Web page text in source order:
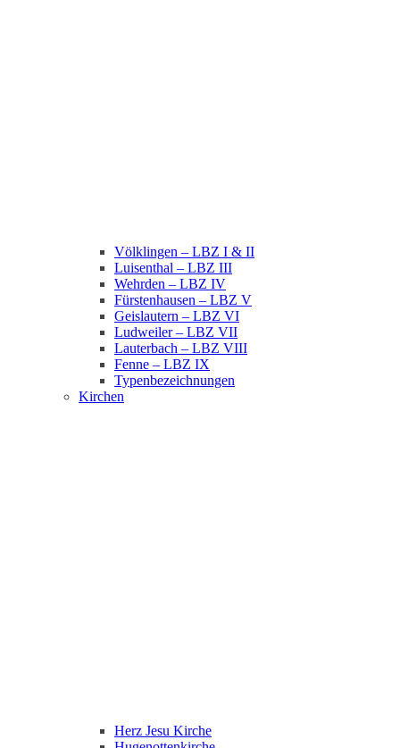
Völklingen – LBZ I & II
Luisenthal – LBZ III
Wehrden – LBZ IV
Fürstenhausen – LBZ V
Geislautern – LBZ VI
Ludweiler – LBZ VII
Lauterbach – LBZ VIII
Fenne – LBZ IX
Typenbezeichnungen
Kirchen
Herz Jesu Kirche